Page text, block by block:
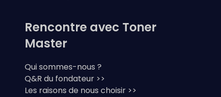
Rencontre avec Toner
Master
Qui sommes-nous ?
Q&R du fondateur >>
Les raisons de nous choisir >>